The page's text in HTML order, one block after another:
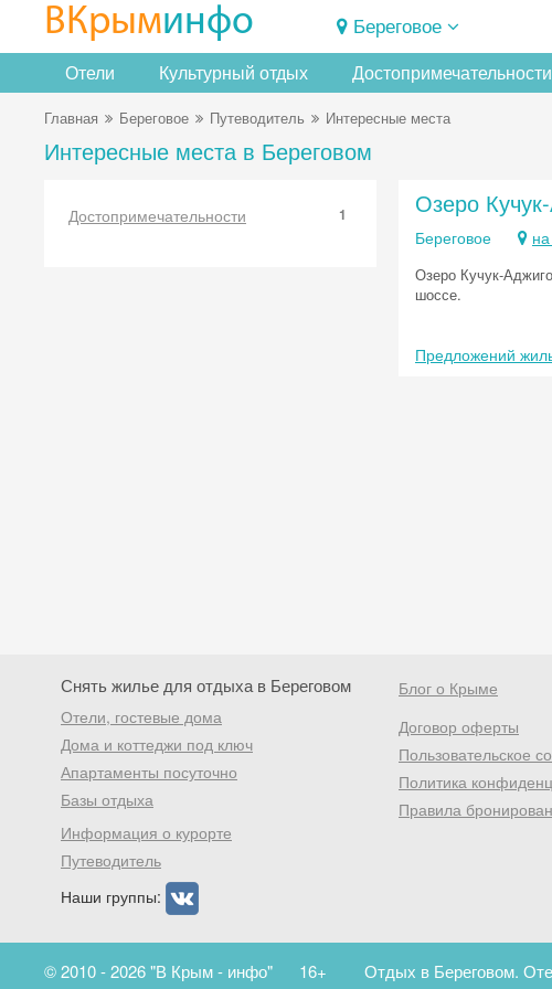
ВКрыминфо Береговое
Отели Культурный отдых Достопримечательности
Главная Береговое Путеводитель Интересные места
Интересные места в Береговом
Достопримечательности 1 Озеро
Береговое
Озеро Кучук-
шоссе.
Предложений
Снять жилье для отдыха в Береговом
Отели, гостевые дома
Дома и коттеджи под ключ
Апартаменты посуточно
Базы отдыха
Информация о курорте
Путеводитель
Наши группы:
Блог о Крыме
Договор оферты
Пользовательское
Политика
Правила
© 2010 - 2026 "В Крым - инфо" 16+ Отдых в Береговом.